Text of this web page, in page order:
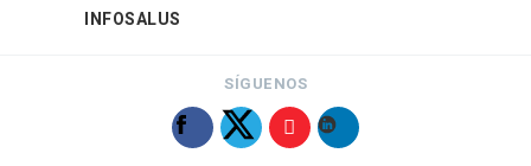
INFOSALUS
SÍGUENOS